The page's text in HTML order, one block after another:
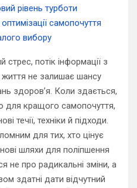
рівень турботи
самопочуття
вибору
стрес, потік інформації з
життя не залишає шансу
здоров’я. Коли здається,
для кращого самопочуття,
течії, техніки й підходи.
для тих, хто цінує
шляхи для поліпшення
не про радикальні зміни, а
здатні дати відчутний